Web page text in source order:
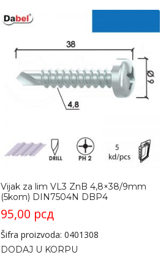
Vijak za lim VL3 ZnB 4,8×38/9mm
(5kom) DIN7504N DBP4
95,00 рсд
Šifra proizvoda: 0401308
DODAJ U KORPU